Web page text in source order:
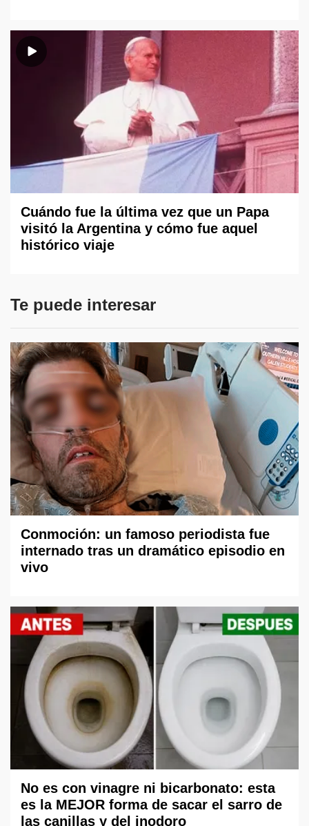
Cuándo fue la última vez que un Papa
visitó la Argentina y cómo fue aquel
histórico viaje
Te puede interesar
Conmoción: un famoso periodista fue
internado tras un dramático episodio en
vivo
No es con vinagre ni bicarbonato: esta
es la MEJOR forma de sacar el sarro de
las canillas y del inodoro